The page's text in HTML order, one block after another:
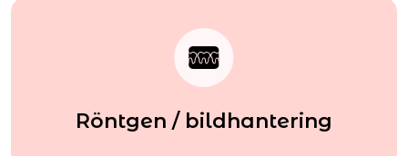
Röntgen / bildhantering